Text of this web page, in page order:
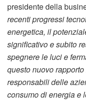
presidente della
recenti progressi
energetica, il
significativo e subito
spegnere le luci e
questo nuovo
responsabili delle
consumo di energia e